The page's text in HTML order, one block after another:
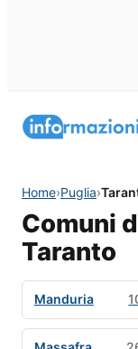
Home›Puglia›
Comuni
Taranto
Manduria